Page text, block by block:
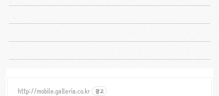
http://mobile.galleria.co.kr 광고